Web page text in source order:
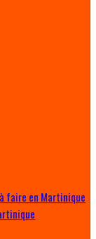
faire en Martinique